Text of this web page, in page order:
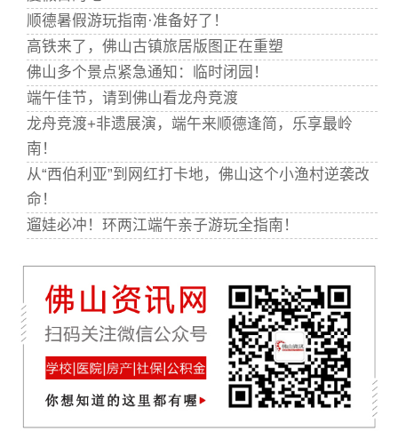
顺德暑假游玩指南·准备好了！
高铁来了，佛山古镇旅居版图正在重塑
佛山多个景点紧急通知：临时闭园！
端午佳节，请到佛山看龙舟竞渡
龙舟竞渡+非遗展演，端午来顺德逢简，乐享最岭
南！
从“西伯利亚”到网红打卡地，佛山这个小渔村逆袭改
命！
遛娃必冲！环两江端午亲子游玩全指南！